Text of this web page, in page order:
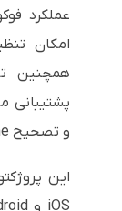
عملکرد
امکان
و تصحیح Keystone به صورت شناور می‌باشد.